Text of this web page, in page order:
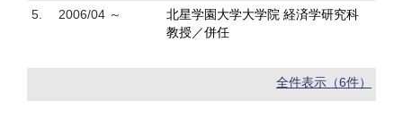
5. 2006/04 ～
北星学園大学大学院 経済学研究科
教授／併任
全件表示（6件）